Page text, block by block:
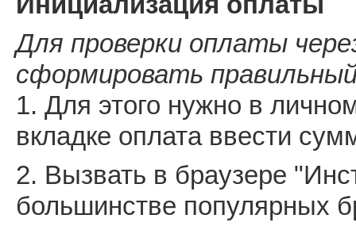
Для проверки оплаты
сформировать
1. Для этого нужно в
вкладке оплата ввести
2. Вызвать в браузере
большинстве популярных